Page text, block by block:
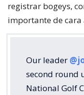
registrar bogeys,
importante de cara
Our leader
second round
National Golf